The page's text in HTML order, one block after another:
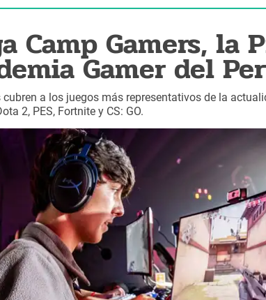
Camp Gamers, la
Gamer del
cubren a los juegos más representativos de la
2, PES, Fortnite y CS: GO.